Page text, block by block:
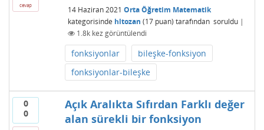
cevap 14 Haziran 2021 Orta Öğretim Matematik
kategorisinde hltozan (17puan) tarafından soruldu |
1.8kkez görüntülendi
fonksiyonlar
bileşke-fonksiyon
fonksiyonlar-bileşke
0
0
Açık Aralıkta Sıfırdan Farklı değer
alan sürekli bir fonksiyon